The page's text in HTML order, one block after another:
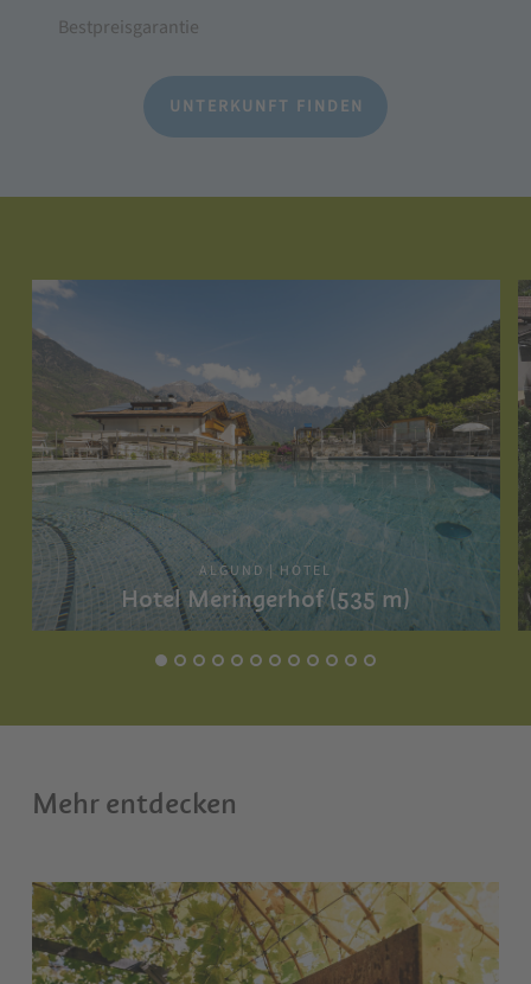
Bestpreisgarantie
UNTERKUNFT FINDEN
ALGUND | HOTEL
Hotel Meringerhof (535 m)
Mehr entdecken